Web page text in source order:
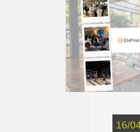
16/